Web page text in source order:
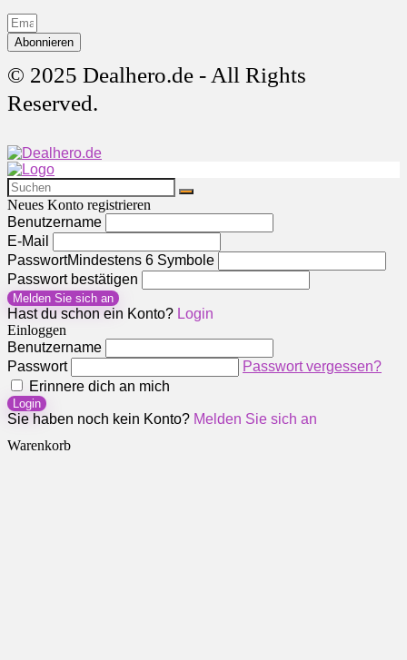
Abonnieren
© 2025 Dealhero.de - All Rights
Reserved.
Neues Konto registrieren
Benutzername
E-Mail
PasswortMindestens 6 Symbole
Passwort bestätigen
Melden Sie sich an
Hast du schon ein Konto? Login
Einloggen
Benutzername
Passwort
Passwort vergessen?
Erinnere dich an mich
Login
Sie haben noch kein Konto? Melden Sie sich an
Warenkorb